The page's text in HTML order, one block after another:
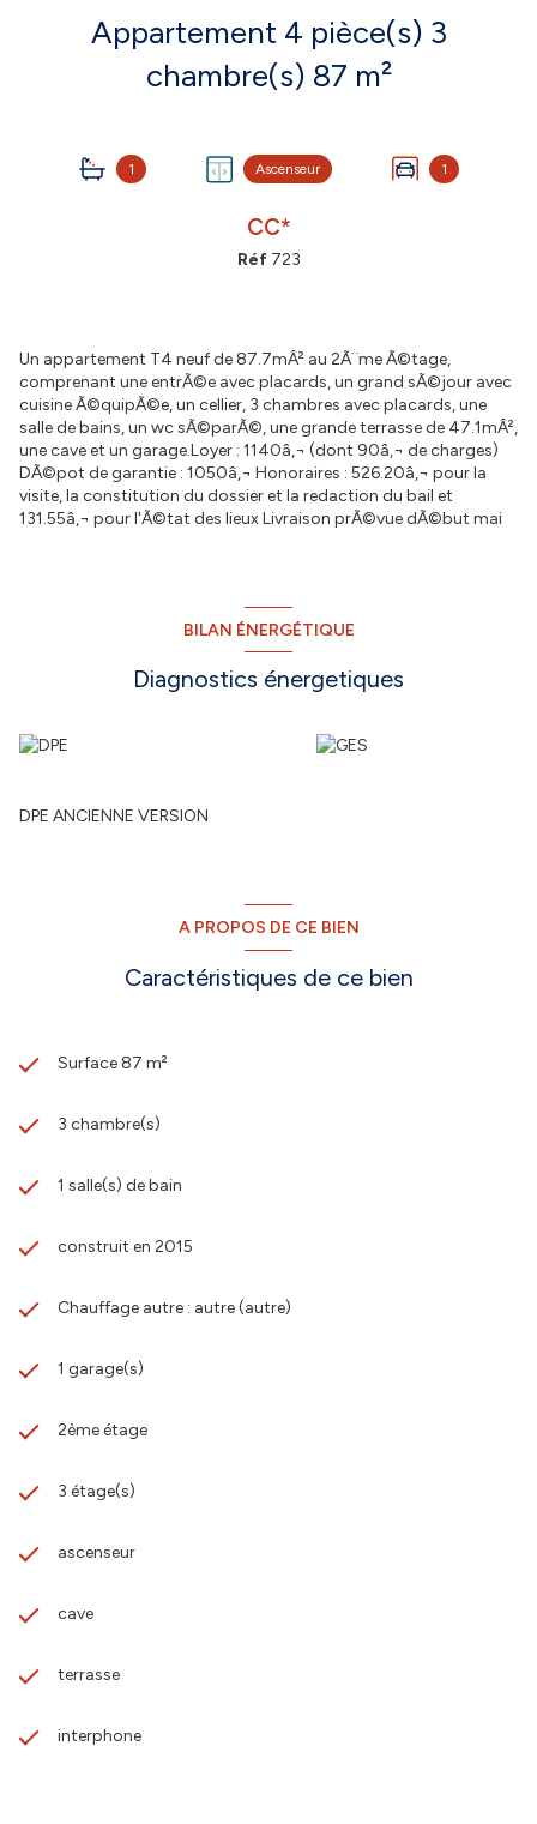
Appartement 4 pièce(s) 3
chambre(s) 87 m²
1 Ascenseur 1
CC*
Réf 723
Un appartement T4 neuf de 87.7mÂ² au 2Ã¨me Ã©tage,
comprenant une entrÃ©e avec placards, un grand sÃ©jour avec
cuisine Ã©quipÃ©e, un cellier, 3 chambres avec placards, une
salle de bains, un wc sÃ©parÃ©, une grande terrasse de 47.1mÂ²,
une cave et un garage.Loyer : 1140â‚¬ (dont 90â‚¬ de charges)
DÃ©pot de garantie : 1050â‚¬ Honoraires : 526.20â‚¬ pour la
visite, la constitution du dossier et la redaction du bail et
131.55â‚¬ pour l'Ã©tat des lieux Livraison prÃ©vue dÃ©but mai
BILAN ÉNERGÉTIQUE
Diagnostics énergetiques
DPE ANCIENNE VERSION
A PROPOS DE CE BIEN
Caractéristiques de ce bien
Surface 87 m²
3 chambre(s)
1 salle(s) de bain
construit en 2015
Chauffage autre : autre (autre)
1 garage(s)
2ème étage
3 étage(s)
ascenseur
cave
terrasse
interphone